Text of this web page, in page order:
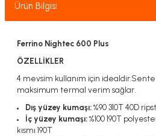
Ürün Bilgisi
Ferrino Nightec 600 Plus
ÖZELLİKLER
4 mevsim kullanım için
maksimum termal verim sağlar.
Dış yüzey kumaşı:%90 310T 40D
İç yüzey kumaşı:%100 190T
kısmı 190T